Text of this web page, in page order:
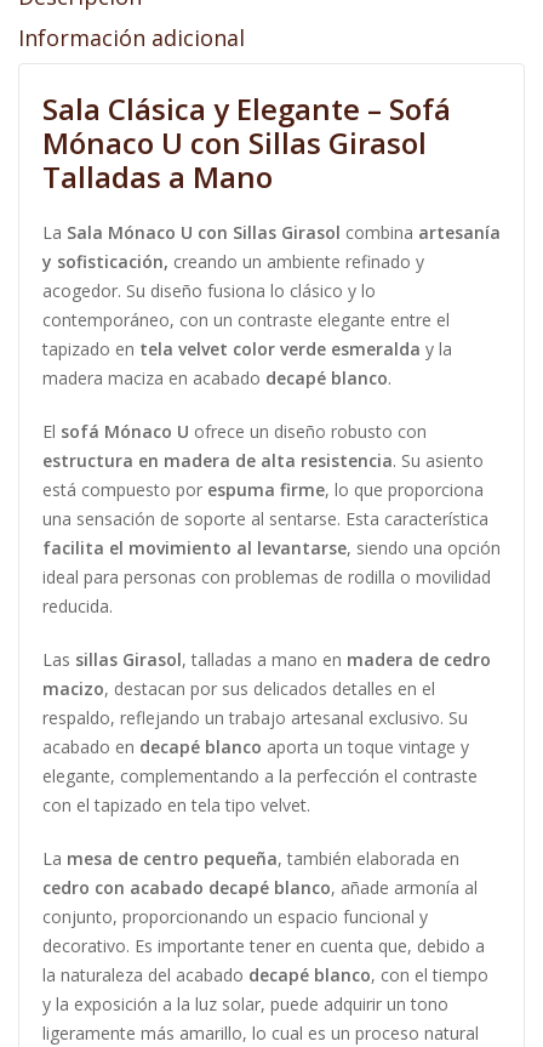
Información adicional
Sala Clásica y Elegante – Sofá
Mónaco U con Sillas Girasol
Talladas a Mano
La Sala Mónaco U con Sillas Girasol combina artesanía
y sofisticación, creando un ambiente refinado y
acogedor. Su diseño fusiona lo clásico y lo
contemporáneo, con un contraste elegante entre el
tapizado en tela velvet color verde esmeralda y la
madera maciza en acabado decapé blanco.
El sofá Mónaco U ofrece un diseño robusto con
estructura en madera de alta resistencia. Su asiento
está compuesto por espuma firme, lo que proporciona
una sensación de soporte al sentarse. Esta característica
facilita el movimiento al levantarse, siendo una opción
ideal para personas con problemas de rodilla o movilidad
reducida.
Las sillas Girasol, talladas a mano en madera de cedro
macizo, destacan por sus delicados detalles en el
respaldo, reflejando un trabajo artesanal exclusivo. Su
acabado en decapé blanco aporta un toque vintage y
elegante, complementando a la perfección el contraste
con el tapizado en tela tipo velvet.
La mesa de centro pequeña, también elaborada en
cedro con acabado decapé blanco, añade armonía al
conjunto, proporcionando un espacio funcional y
decorativo. Es importante tener en cuenta que, debido a
la naturaleza del acabado decapé blanco, con el tiempo
y la exposición a la luz solar, puede adquirir un tono
ligeramente más amarillo, lo cual es un proceso natural